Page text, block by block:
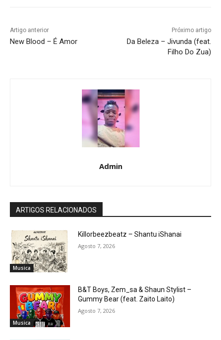
Artigo anterior
New Blood – É Amor
Próximo artigo
Da Beleza – Jivunda (feat.
Filho Do Zua)
Admin
ARTIGOS RELACIONADOS
Musica
Killorbeezbeatz – Shantu iShanai
Agosto 7, 2026
Musica
B&T Boys, Zem_sa & Shaun Stylist –
Gummy Bear (feat. Zaito Laito)
Agosto 7, 2026